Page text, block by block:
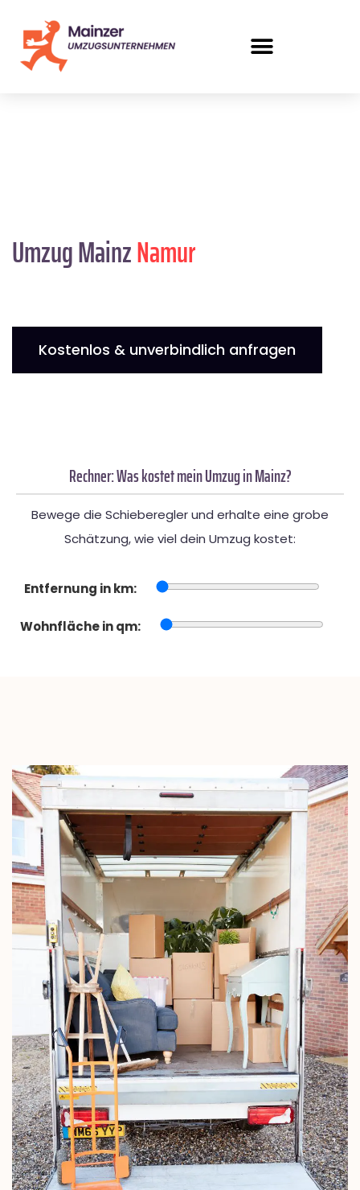
Umzug MainzNamur
Kostenlos & unverbindlich anfragen
Rechner: Was kostet mein Umzug in Mainz?
Bewege die Schieberegler und erhalte eine grobe
Schätzung, wie viel dein Umzug kostet:
Entfernung in km:
Wohnfläche in qm: